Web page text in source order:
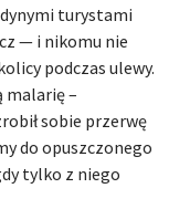
turystami
— i nikomu nie
podczas ulewy.
malarię –
sobie przerwę
do opuszczonego
tylko z niego